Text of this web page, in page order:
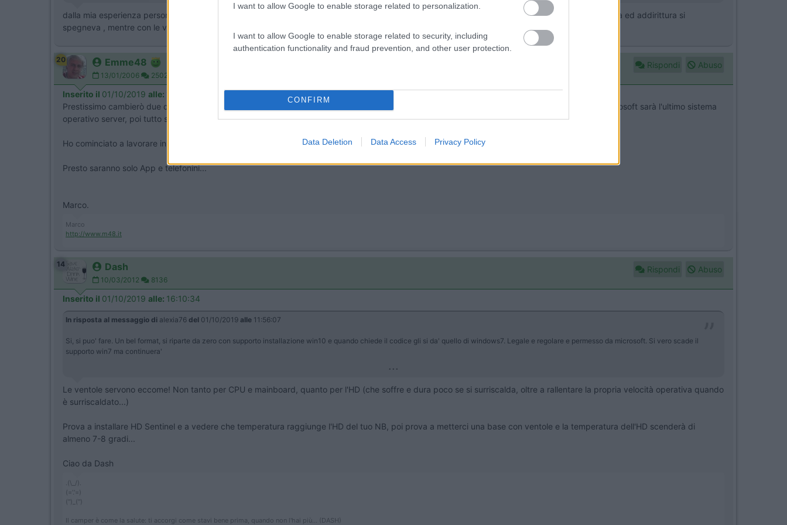
I want to allow Google to enable storage related to personalization.
I want to allow Google to enable storage related to security, including
authentication functionality and fraud prevention, and other user protection.
CONFIRM
Data Deletion Data Access Privacy Policy
dalla mia esperienza personale le ventole servono, visto che mi è capitato di non averle accese e dopo un pò il computer scaldava come una stufa ed addirittura si
spegneva , mentre con le ventole accese mai successo.
20 Emme48
13/01/2006 25029
Rispondi Abuso
Inserito il 01/10/2019 alle:
Prestissimo cambierò due degli HD del mio PC di casa (doppio processore Xeon 64 GB ram) e installerò Windows 2019 Server che a detta di Microsoft sarà l'ultimo sistema
operativo server, poi tutto su
Ho cominciato a lavorare in Olivetti nel 1979 e l'informatica l'ho vista nascere e ora la sto vedendo morire.
Presto saranno solo App e telefonini...
Marco.
Marco
http://www.m48.it
14 Dash
10/03/2012 8136
Rispondi Abuso
Inserito il 01/10/2019 alle: 16:10:34
In risposta al messaggio di alexia76 del 01/10/2019 alle 11:56:07
Si, si puo' fare. Un bel format, si riparte da zero con supporto installazione win10 e quando chiede il codice gli si da' quello di windows7. Legale e regolare e permesso da microsoft. Si vero scade il
supporto win7 ma continuera'
...
Le ventole servono eccome! Non tanto per CPU e mainboard, quanto per l'HD (che soffre e dura poco se si surriscalda, oltre a rallentare la propria velocità operativa quando
è surriscaldato...)
Prova a installare HD Sentinel e a vedere che temperatura raggiunge l'HD del tuo NB, poi prova a metterci una base con ventole e la temperatura dell'HD scenderà di
almeno 7-8 gradi...
Ciao da Dash
.(\_/).
(='.'=)
('')_('')
Il camper è come la salute: ti accorgi come stavi bene prima, quando non l'hai più... (DASH)